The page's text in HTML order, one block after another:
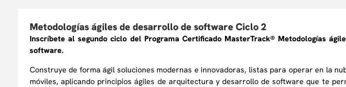
Metodologías ágiles de desarrollo de software Ciclo 2
Inscríbete al segundo ciclo del Programa Certificado MasterTrack® Metodologías
software.
Construye de forma ágil soluciones modernas e innovadoras, listas para operar en la
móviles, aplicando principios ágiles de arquitectura y desarrollo de software que te